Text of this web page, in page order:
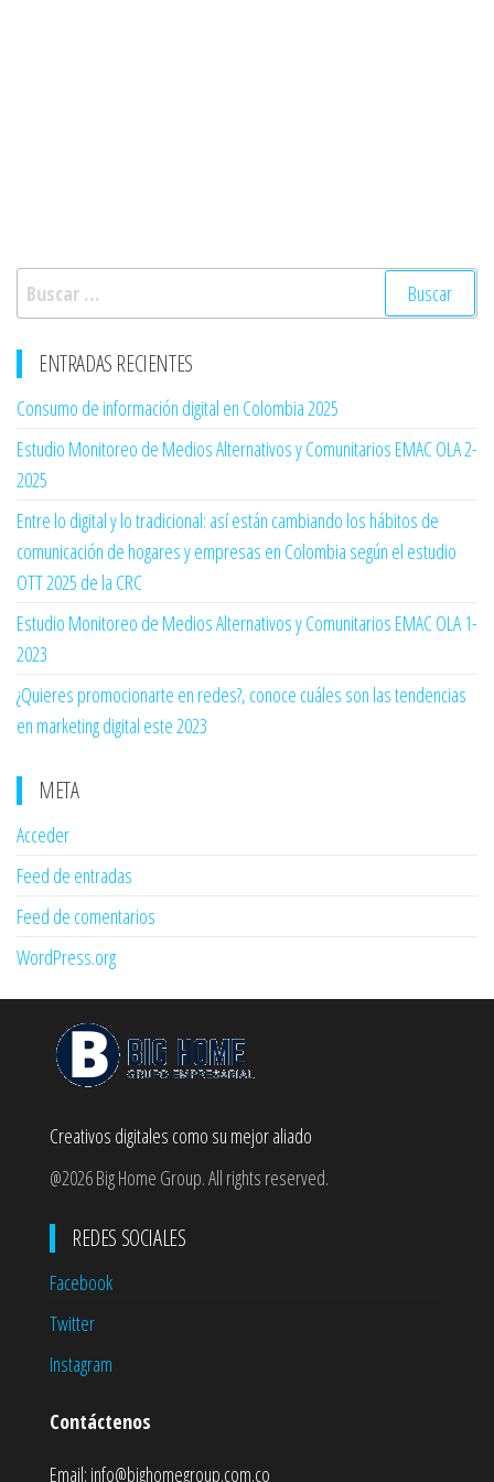
ENTRADAS RECIENTES
Consumo de información digital en Colombia 2025
Estudio Monitoreo de Medios Alternativos y Comunitarios EMAC OLA 2-
2025
Entre lo digital y lo tradicional: así están cambiando los hábitos de
comunicación de hogares y empresas en Colombia según el estudio
OTT 2025 de la CRC
Estudio Monitoreo de Medios Alternativos y Comunitarios EMAC OLA 1-
2023
¿Quieres promocionarte en redes?, conoce cuáles son las tendencias
en marketing digital este 2023
META
Acceder
Feed de entradas
Feed de comentarios
WordPress.org
Creativos digitales como su mejor aliado
@2026 Big Home Group. All rights reserved.
REDES SOCIALES
Facebook
Twitter
Instagram
Contáctenos
Email: info@bighomegroup.com.co